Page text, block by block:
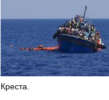
Креста.